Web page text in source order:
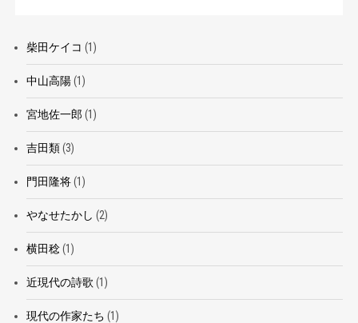
柴田ケイコ (1)
中山高陽(1)
宮地佐一郎 (1)
吉田類(3)
門田隆将(1)
やなせたかし (2)
横田稔(1)
近現代の詩歌 (1)
現代の作家たち (1)